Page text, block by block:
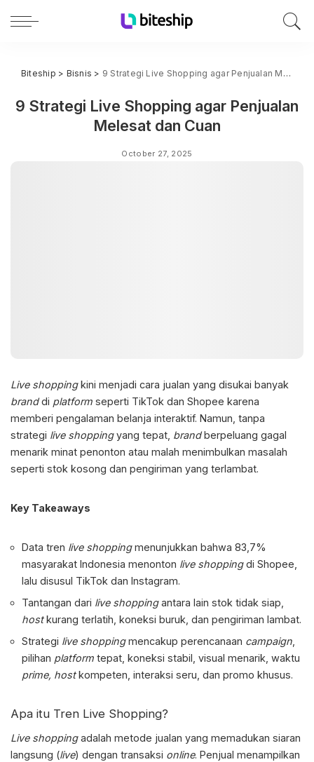
Biteship > Bisnis > 9 Strategi Live Shopping agar Penjualan Melesat dan Cuan
9 Strategi Live Shopping agar Penjualan
Melesat dan Cuan
October 27, 2025
Live shoppingkini menjadi cara jualan yang disukai banyak
branddi platform seperti TikTok dan Shopee karena
memberi pengalaman belanja interaktif. Namun, tanpa
strategi live shoppingyang tepat, brandberpeluang gagal
menarik minat penonton atau malah menimbulkan masalah
seperti stok kosong dan pengiriman yang terlambat.
Key Takeaways
Data tren live shoppingmenunjukkan bahwa 83,7%
masyarakat Indonesia menonton live shoppingdi Shopee,
lalu disusul TikTok dan Instagram.
Tantangan dari live shoppingantara lain stok tidak siap,
hostkurang terlatih, koneksi buruk, dan pengiriman lambat.
Strategi live shoppingmencakup perencanaan campaign
pilihan platform tepat, koneksi stabil, visual menarik, waktu
prime, hostkompeten, interaksi seru, dan promo khusus.
Apa itu Tren Live Shopping?
Live shoppingadalah metode jualan yang memadukan siaran
langsung (live) dengan transaksi online. Penjual menampilkan